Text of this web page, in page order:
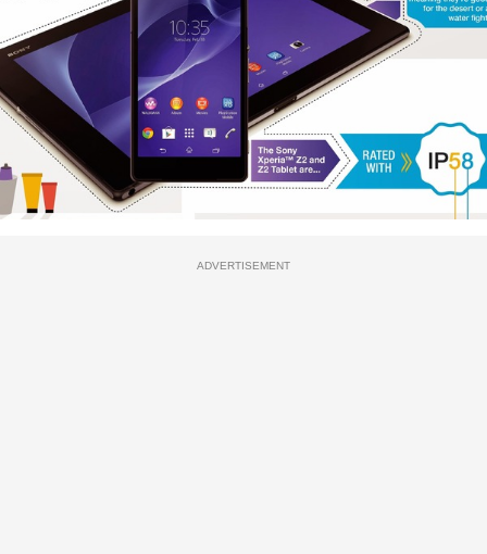
ADVERTISEMENT